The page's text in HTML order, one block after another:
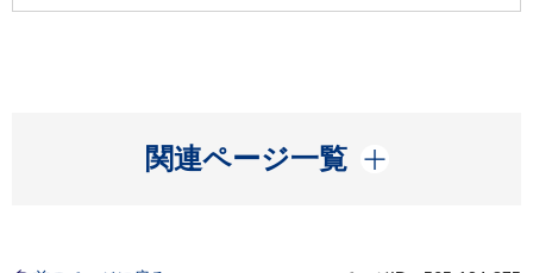
関連ページ一覧
開く